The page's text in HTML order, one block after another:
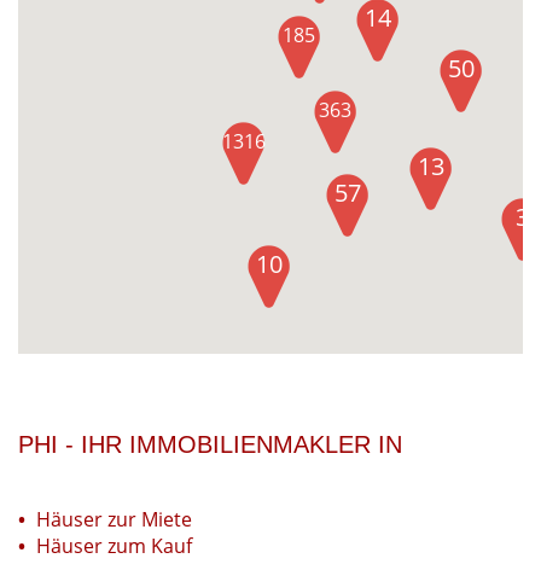
363
1316
57
13
50
185
10
3
14
PHI - IHR IMMOBILIENMAKLER IN
Häuser zur Miete
Häuser zum Kauf